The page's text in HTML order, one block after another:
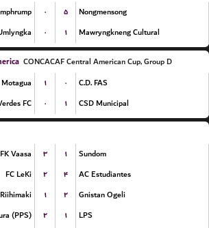
۰ ۵
Nongmensong
۰ ۱ Mawryngkneng Cultural
CONCACAF Central American Cup, Group D
Motagua
۱ ۰
C.D. FAS
FC
۰ ۱ CSD Municipal
Vaasa
۳ ۱
Sundom
FC LeKi
۲ ۴
AC Estudiantes
۱ ۲
Gnistan Ogeli
(PPS)
۲ ۱
LPS